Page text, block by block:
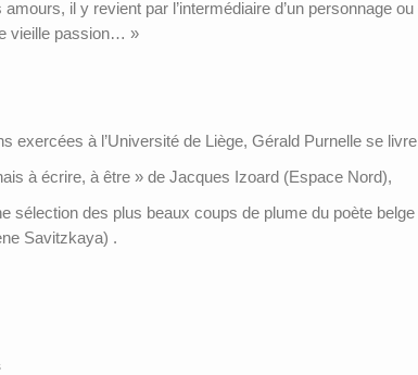
amours, il y revient par l’intermédiaire d’un personnage
vieille passion… »
exercées à l’Université de Liège, Gérald Purnelle se
à écrire, à être » de Jacques Izoard (Espace Nord),
sélection des plus beaux coups de plume du poète
Savitzkaya) .